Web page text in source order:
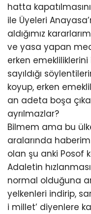
hatta
ile Üyeleri
aldığımız
ve yasa yapan
erken
sayıldığı
koyup, erken
an adeta boşa
ayrılmazlar?
Bilmem ama bu
aralarında
olan şu anki Posof
Adaletin
normal olduğuna
yelkenleri indirip,
i millet’ diyenlere